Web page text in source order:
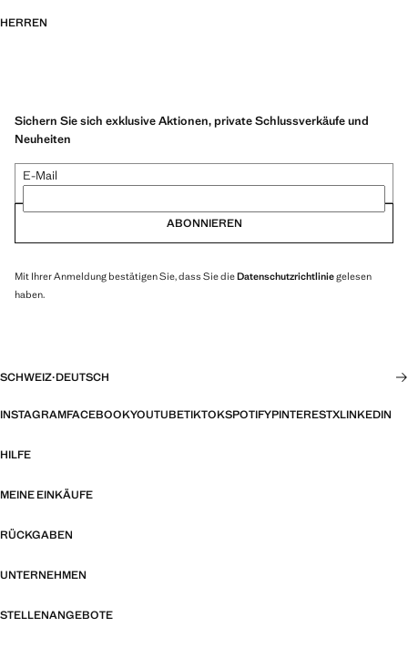
HERREN
Sichern Sie sich exklusive Aktionen, private Schlussverkäufe und
Neuheiten
E-Mail
ABONNIEREN
Mit Ihrer Anmeldung bestätigen Sie, dass Sie dieDatenschutzrichtliniegelesen
haben.
SCHWEIZ·DEUTSCH
INSTAGRAMFACEBOOKYOUTUBETIKTOKSPOTIFYPINTERESTXLINKEDIN
HILFE
MEINE EINKÄUFE
RÜCKGABEN
UNTERNEHMEN
STELLENANGEBOTE